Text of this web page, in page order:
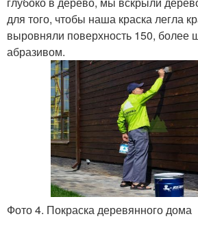
для того, чтобы наша краска легла
выровняли поверхность 150,
абразивом.
Фото 4. Покраска деревянного дома